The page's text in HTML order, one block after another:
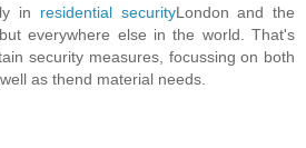
in residential securityLondon and the
everywhere else in the world. That's
security measures, focussing on both
as thend material needs.